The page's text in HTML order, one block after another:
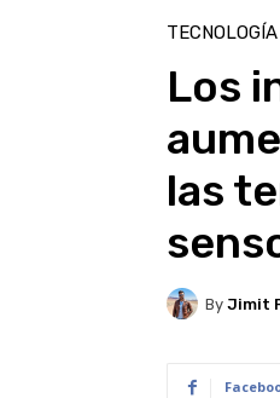
TECNOLOGÍA
Los
las
By Jimit